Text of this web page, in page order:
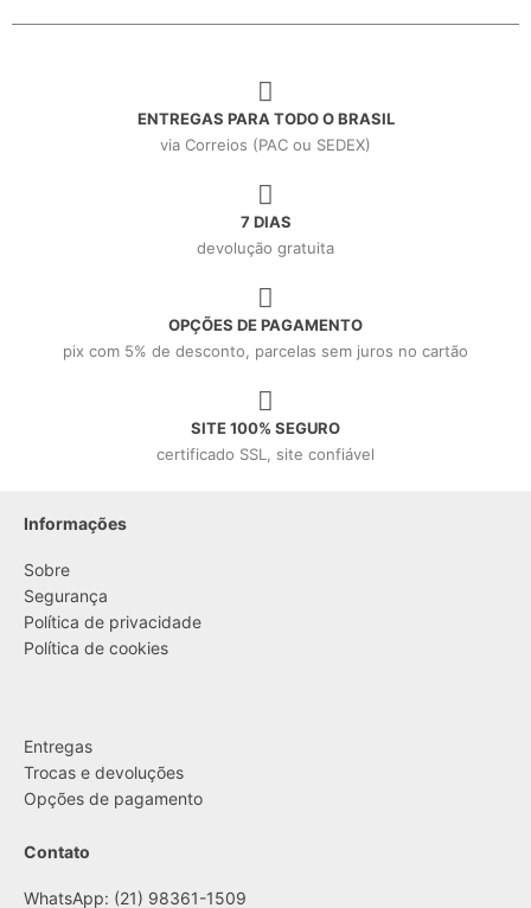
ENTREGAS PARA TODO O BRASIL
via Correios (PAC ou SEDEX)
7 DIAS
devolução gratuita
OPÇÕES DE PAGAMENTO
pix com 5% de desconto, parcelas sem juros no cartão
SITE 100% SEGURO
certificado SSL, site confiável
Informações
Sobre
Segurança
Política de privacidade
Política de cookies
Entregas
Trocas e devoluções
Opções de pagamento
Contato
WhatsApp: (21) 98361-1509